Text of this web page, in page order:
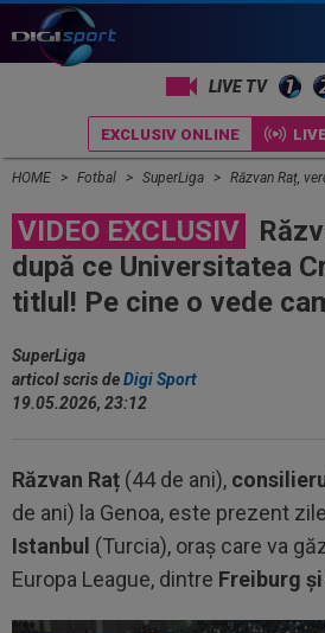
LIVE TV
EXCLUSIV ONLINE
HOME Fotbal SuperLiga Răzvan Raț, verdict după ce
VIDEO EXCLUSIV
după ce Universitatea
titlul! Pe cine o vede
SuperLiga
articol scris deDigi Sport
19.05.2026, 23:12
Răzvan Raț (44 de ani),
de ani) la Genoa, este prezent
Istanbul (Turcia), oraș care va
Europa League, dintre Freiburg